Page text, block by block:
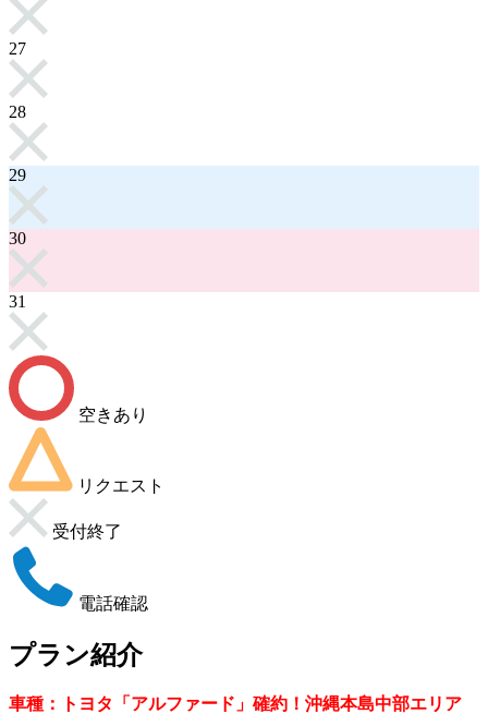
27
28
29
30
31
空きあり
リクエスト
受付終了
電話確認
プラン紹介
車種：トヨタ「アルファード」確約！沖縄本島中部エリア